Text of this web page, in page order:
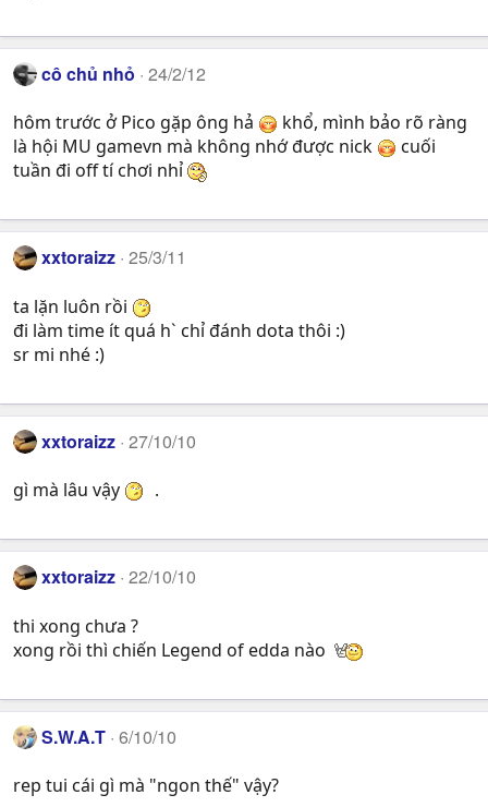
cô chủ nhỏ 24/2/12
hôm trước ở Pico gặp ông hả
khổ, mình bảo rõ ràng
là hội MU gamevn mà không nhớ được nick
cuối
tuần đi off tí chơi nhỉ
xxtoraizz 25/3/11
ta lặn luôn rồi
đi làm time ít quá h` chỉ đánh dota thôi :)
sr mi nhé :)
xxtoraizz 27/10/10
gì mà lâu vậy .
xxtoraizz 22/10/10
thi xong chưa ?
xong rồi thì chiến Legend of edda nào
S.W.A.T 6/10/10
rep tui cái gì mà "ngon thế" vậy?